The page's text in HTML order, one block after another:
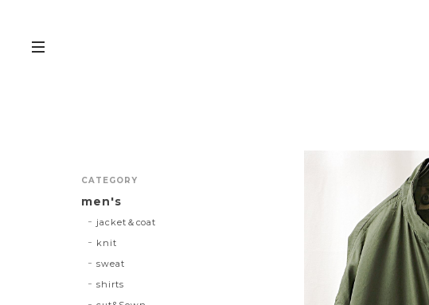
CATEGORY
men's
jacket＆coat
knit
sweat
shirts